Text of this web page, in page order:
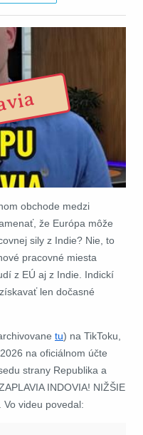
obchode medzi
že Európa môže
sily z Indie? Nie, to
pracovné miesta
z EÚ aj z Indie. Indickí
len dočasné
tu) na TikToku,
na oficiálnom účte
strany Republika a
INDOVIA! NIŽŠIE
Vo videu povedal: